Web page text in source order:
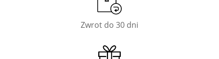
Zwrot do 30 dni